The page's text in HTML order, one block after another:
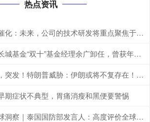
热点资讯
炒股配资公司 肯特催化：未来，公司的技术研发将重点聚焦于现有生产工艺的优化迭代、全新产品开发以及前沿技术市场转化落地
低吸配资平台 景顺长城基金“双十”基金经理余广卸任，曾获年度股基冠军
天牛配资官网 中东，突发！特朗普威胁：伊朗或将不复存在！美军发动打击！
期症状不典型，胃痛消瘦和黑便要警惕
华宝多策略官网 全球洞察｜泰国国防部发言人：高度评价全球安全倡议&#32;期待推进泰中安全合作